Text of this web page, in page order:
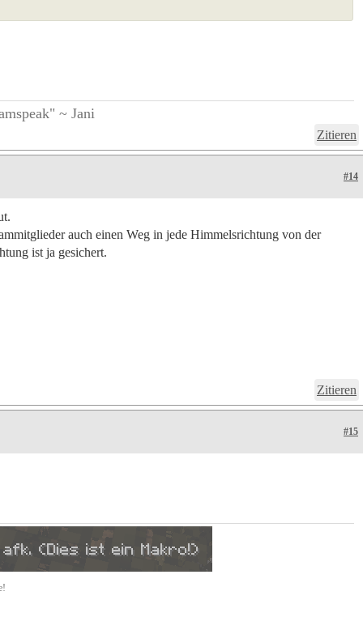
~ Jani
Zitieren
#14
auch einen Weg in jede Himmelsrichtung von der
ist ja gesichert.
Zitieren
#15